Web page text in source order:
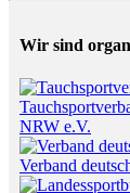
Wir sind
NRW e.V.
Verband